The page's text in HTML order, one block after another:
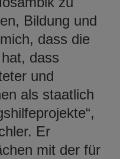
Bildung und
dass die
dass
und
als staatlich
Er
mit der für